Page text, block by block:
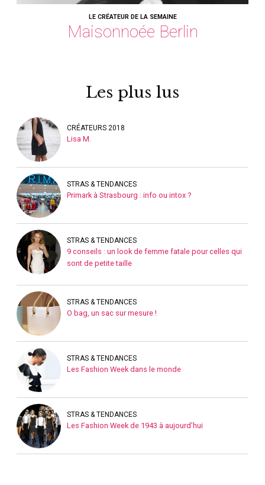
LE CRÉATEUR DE LA SEMAINE
Maisonnoée Berlin
Les plus lus
CRÉATEURS 2018
Lisa M.
STRAS & TENDANCES
Primark à Strasbourg : info ou intox ?
STRAS & TENDANCES
9 conseils : un look de femme fatale pour celles qui
sont de petite taille
STRAS & TENDANCES
O bag, un sac sur mesure !
STRAS & TENDANCES
Les Fashion Week dans le monde
STRAS & TENDANCES
Les Fashion Week de 1943 à aujourd’hui